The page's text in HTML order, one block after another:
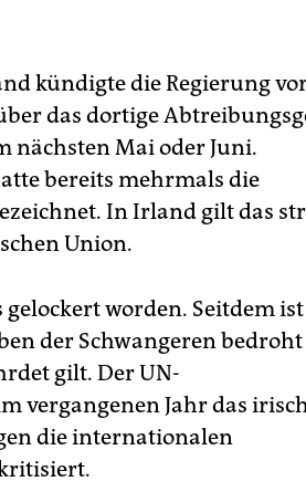
kündigte die Regierung
das dortige
nächsten Mai oder Juni.
bereits mehrmals die
In Irland gilt das
Union.
worden. Seitdem
der Schwangeren
gilt. Der UN-
vergangenen Jahr das
die internationalen